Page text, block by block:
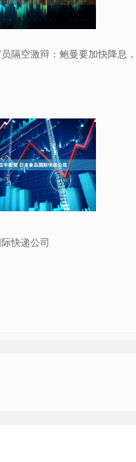
隔空激辩：鲍曼要加快降息，
快递公司